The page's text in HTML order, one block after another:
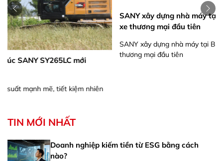
SANY xây dựng nhà máy tại Brazil: Xuất xưởng máy xúc &
xe thương mại đầu tiên
SANY xây dựng nhà máy tại Brazil: Xuất xưởng máy xúc & xe
TIN MỚI NHẤT
Doanh nghiệp kiếm tiền từ ESG bằng cách
nào?